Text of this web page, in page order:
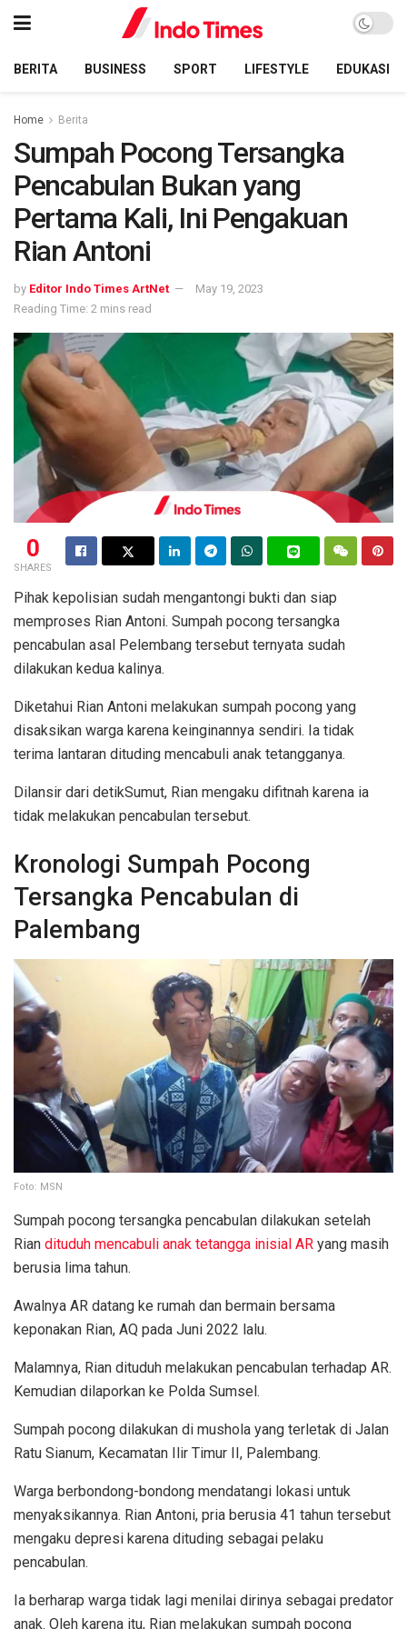
BERITA BUSINESS SPORT LIFESTYLE EDUKASI
Home Berita
Sumpah Pocong Tersangka
Pencabulan Bukan yang
Pertama Kali, Ini Pengakuan
Rian Antoni
by Editor Indo Times ArtNet
May 19, 2023
Reading Time: 2 mins read
0
SHARES
Pihak kepolisian sudah mengantongi bukti dan siap
memproses Rian Antoni. Sumpah pocong tersangka
pencabulan asal Pelembang tersebut ternyata sudah
dilakukan kedua kalinya.
Diketahui Rian Antoni melakukan sumpah pocong yang
disaksikan warga karena keinginannya sendiri. Ia tidak
terima lantaran dituding mencabuli anak tetangganya.
Dilansir dari detikSumut, Rian mengaku difitnah karena ia
tidak melakukan pencabulan tersebut.
Kronologi Sumpah Pocong
Tersangka Pencabulan di
Palembang
Foto: MSN
Sumpah pocong tersangka pencabulan dilakukan setelah
Rian dituduh mencabuli anak tetangga inisial AR yang masih
berusia lima tahun.
Awalnya AR datang ke rumah dan bermain bersama
keponakan Rian, AQ pada Juni 2022 lalu.
Malamnya, Rian dituduh melakukan pencabulan terhadap AR.
Kemudian dilaporkan ke Polda Sumsel.
Sumpah pocong dilakukan di mushola yang terletak di Jalan
Ratu Sianum, Kecamatan Ilir Timur II, Palembang.
Warga berbondong-bondong mendatangi lokasi untuk
menyaksikannya. Rian Antoni, pria berusia 41 tahun tersebut
mengaku depresi karena dituding sebagai pelaku
pencabulan.
Ia berharap warga tidak lagi menilai dirinya sebagai predator
anak. Oleh karena itu, Rian melakukan sumpah pocong